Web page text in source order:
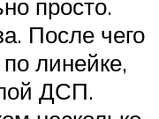
просто.
После чего
линейке,
ДСП.